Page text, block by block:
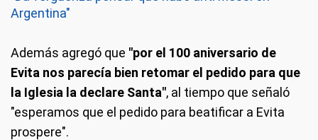
Argentina"
Además agregó que "por el 100 aniversario de
Evita nos parecía bien retomar el pedido para que
la Iglesia la declare Santa", al tiempo que señaló
"esperamos que el pedido para beatificar a Evita
prospere".